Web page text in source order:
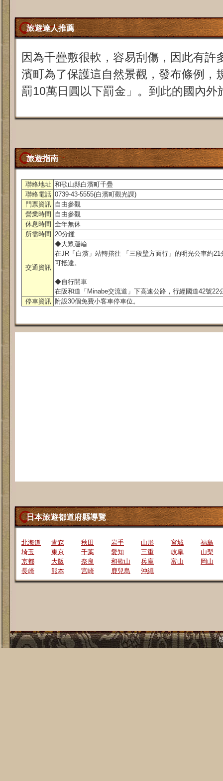
旅遊達人推薦
因為千疊敷很軟，容易刮傷，因此有許
濱町為了保護這自然景觀，發布條例，
罰10萬日圓以下罰金」。到此的國內外
旅遊指南
聯絡地址 和歌山縣白濱町千疊
聯絡電話 0739-43-5555(白濱町觀光課)
門票資訊 自由參觀
營業時間
自由參觀
休息時間 全年無休
所需時間 20分鍾
交通資訊
◆大眾運輸
在JR「白濱」站轉撘往 「三段壁方面行」的明光公車約
可抵達。
◆自行開車
在阪和道「Minabe交流道」下高速公路，行經國道42號22
停車資訊 附設30個免費小客車停車位。
日本旅遊都道府縣導覽
北海道 青森 秋田 岩手 山形 宮城
福島
埼玉
東京 千葉 愛知 三重 岐阜
山梨
京都
大阪 奈良 和歌山 兵庫 富山
岡山
長崎
熊本 宮崎 鹿兒島 沖繩